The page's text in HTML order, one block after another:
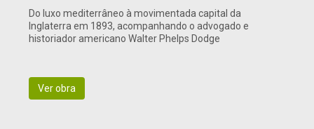
Do luxo mediterrâneo à movimentada capital da
Inglaterra em 1893, acompanhando o advogado e
historiador americano Walter Phelps Dodge
Ver obra